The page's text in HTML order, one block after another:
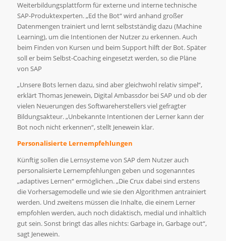
Weiterbildungsplattform für externe und interne technische
SAP-Produktexperten. „Ed the Bot“ wird anhand großer
Datenmengen trainiert und lernt selbstständig dazu (Machine
Learning), um die Intentionen der Nutzer zu erkennen. Auch
beim Finden von Kursen und beim Support hilft der Bot. Später
soll er beim Selbst-Coaching eingesetzt werden, so die Pläne
von SAP
„Unsere Bots lernen dazu, sind aber gleichwohl relativ simpel“,
erklärt Thomas Jenewein, Digital Ambassdor bei SAP und ob der
vielen Neuerungen des Softwareherstellers viel gefragter
Bildungsakteur. „Unbekannte Intentionen der Lerner kann der
Bot noch nicht erkennen“, stellt Jenewein klar.
Personalisierte Lernempfehlungen
Künftig sollen die Lernsysteme von SAP dem Nutzer auch
personalisierte Lernempfehlungen geben und sogenanntes
„adaptives Lernen“ ermöglichen. „Die Crux dabei sind erstens
die Vorhersagemodelle und wie sie den Algorithmen antrainiert
werden. Und zweitens müssen die Inhalte, die einem Lerner
empfohlen werden, auch noch didaktisch, medial und inhaltlich
gut sein. Sonst bringt das alles nichts: Garbage in, Garbage out“,
sagt Jenewein.